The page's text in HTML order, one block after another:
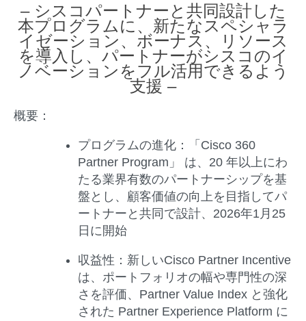
– シスコパートナーと共同設計した
本プログラムに、新たなスペシャラ
イゼーション、ボーナス、リソース
を導入し、パートナーがシスコのイ
ノベーションをフル活用できるよう
支援 –
概要：
プログラムの進化：
「Cisco 360
Partner Program」 は、20 年以上にわ
たる業界有数のパートナーシップを基
盤とし、顧客価値の向上を目指してパ
ートナーと共同で設計、2026年1月25
日に開始
収益性： 新しいCisco Partner Incentive
は、ポートフォリオの幅や専門性の深
さを評価、Partner Value Index と強化
された Partner Experience Platform に